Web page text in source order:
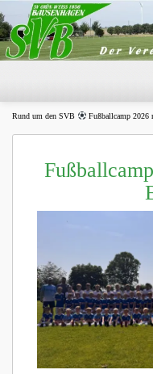
to
content
Rund um den SVB Fußballcamp